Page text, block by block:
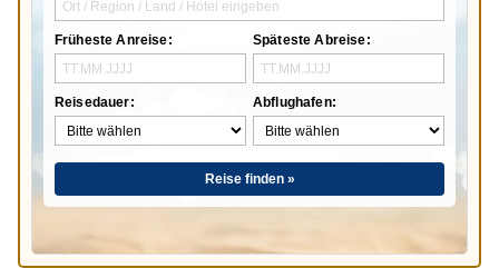
Früheste Anreise:
Reisedauer:
Späteste Abreise:
Abflughafen:
Reise finden »